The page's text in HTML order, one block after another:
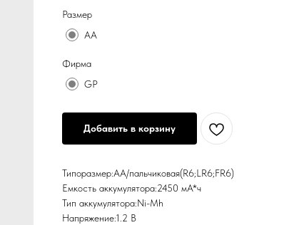
Размер
АА
Фирма
GP
Добавить в корзину
Типоразмер:AA/пальчиковая(R6;LR6;FR6)
Емкость аккумулятора:2450 мА*ч
Тип аккумулятора:Ni-Mh
Напряжение:1.2 В